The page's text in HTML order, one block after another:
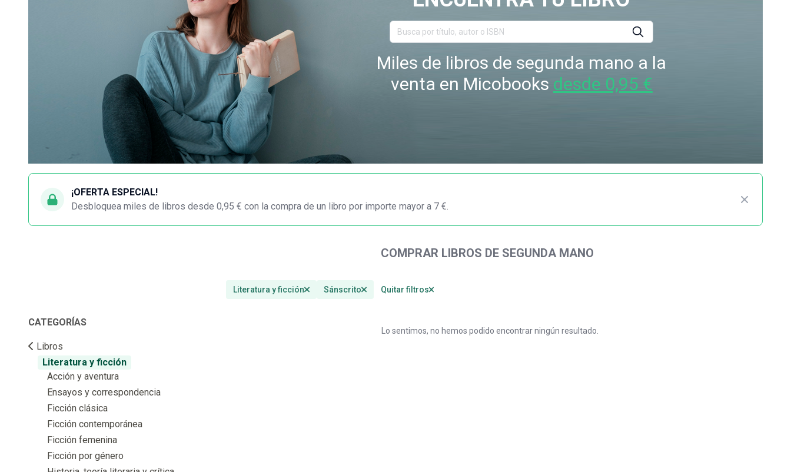
Miles de libros de segunda mano a la
venta en Micobooks desde 0,95 €
¡OFERTA ESPECIAL!
Desbloquea miles de libros desde 0,95 € con la compra de un libro por importe mayor a 7 €.
COMPRAR LIBROS DE SEGUNDA MANO
Literatura y ficción Sánscrito Quitar filtros
CATEGORÍAS
Libros
Literatura y ficción
Acción y aventura
Ensayos y correspondencia
Ficción clásica
Ficción contemporánea
Ficción femenina
Ficción por género
Lo sentimos, no hemos podido encontrar ningún resultado.